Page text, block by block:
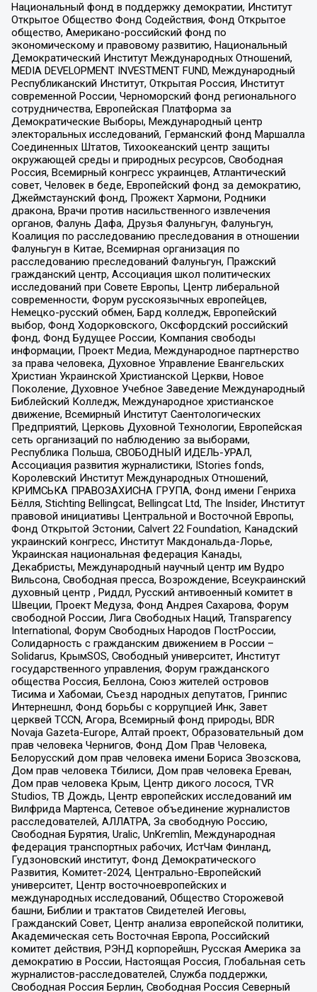
Национальный фонд в поддержку демократии, Институт
Открытое Общество Фонд Содействия, Фонд Открытое
общество, Американо-российский фонд по
экономическому и правовому развитию, Национальный
Демократический Институт Международных Отношений,
MEDIA DEVELOPMENT INVESTMENT FUND, Международный
Республиканский Институт, Открытая Россия, Институт
современной России, Черноморский фонд регионального
сотрудничества, Европейская Платформа за
Демократические Выборы, Международный центр
электоральных исследований, Германский фонд Маршалла
Соединенных Штатов, Тихоокеанский центр защиты
окружающей среды и природных ресурсов, Свободная
Россия, Всемирный конгресс украинцев, Атлантический
совет, Человек в беде, Европейский фонд за демократию,
Джеймстаунский фонд, Прожект Хармони, Родники
дракона, Врачи против насильственного извлечения
органов, Фалунь Дафа, Друзья Фалуньгун, Фалуньгун,
Коалиция по расследованию преследования в отношении
Фалуньгун в Китае, Всемирная организация по
расследованию преследований Фалуньгун, Пражский
гражданский центр, Ассоциация школ политических
исследований при Совете Европы, Центр либеральной
современности, Форум русскоязычных европейцев,
Немецко-русский обмен, Бард колледж, Европейский
выбор, Фонд Ходорковского, Оксфордский российский
фонд, Фонд Будущее России, Компания свободы
информации, Проект Медиа, Международное партнерство
за права человека, Духовное Управление Евангельских
Христиан Украинской Христианской Церкви, Новое
Поколение, Духовное Учебное Заведение Международный
Библейский Колледж, Международное христианское
движение, Всемирный Институт Саентологических
Предприятий, Церковь Духовной Технологии, Европейская
сеть организаций по наблюдению за выборами,
Республика Польша, СВОБОДНЫЙ ИДЕЛЬ-УРАЛ,
Ассоциация развития журналистики, IStories fonds,
Королевский Институт Международных Отношений,
КРИМСЬКА ПРАВОЗАХИСНА ГРУПА, Фонд имени Генриха
Бёлля, Stichting Bellingcat, Bellingcat Ltd, The Insider, Институт
правовой инициативы Центральной и Восточной Европы,
Фонд Открытой Эстонии, Calvert 22 Foundation, Канадский
украинский конгресс, Институт Макдональда-Лорье,
Украинская национальная федерация Канады,
Декабристы, Международный научный центр им Вудро
Вильсона, Свободная пресса, Возрождение, Всеукраинский
духовный центр , Риддл, Русский антивоенный комитет в
Швеции, Проект Медуза, Фонд Андрея Сахарова, Форум
свободной России, Лига Свободных Наций, Transparеncy
International, Форум Свободных Народов ПостРоссии,
Солидарность с гражданским движением в России –
Solidarus, КрымSOS, Свободный университет, Институт
государственного управления, Форум гражданского
общества Россия, Беллона, Союз жителей островов
Тисима и Хабомаи, Съезд народных депутатов, Гринпис
Интернешнл, Фонд борьбы с коррупцией Инк, Завет
церквей TCCN, Агора, Всемирный фонд природы, BDR
Novaja Gazeta-Europe, Алтай проект, Образовательный дом
прав человека Чернигов, Фонд Дом Прав Человека,
Белорусский дом прав человека имени Бориса Звозскова,
Дом прав человека Тбилиси, Дом прав человека Ереван,
Дом прав человека Крым, Центр дикого лосося, TVR
Studios, ТВ Дождь, Центр европейских исследований им
Вилфрида Мартенса, Сетевое объединение журналистов
расследователей, АЛЛАТРА, За свободную Россию,
Свободная Бурятия, Uralic, UnKremlin, Международная
федерация транспортных рабочих, ИстЧам Финланд,
Гудзоновский институт, Фонд Демократического
Развития, Комитет-2024, Центрально-Европейский
университет, Центр восточноевропейских и
международных исследований, Общество Сторожевой
башни, Библии и трактатов Свидетелей Иеговы,
Гражданский Совет, Центр анализа европейской политики,
Академическая сеть Восточная Европа, Российский
комитет действия, РЭНД корпорейшн, Русская Америка за
демократию в России, Настоящая Россия, Глобальная сеть
журналистов-расследователей, Служба поддержки,
Свободная Россия Берлин, Свободная Россия Северный